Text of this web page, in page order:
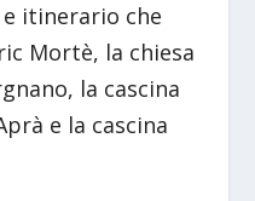
e itinerario che
Mortè, la chiesa
la cascina
e la cascina